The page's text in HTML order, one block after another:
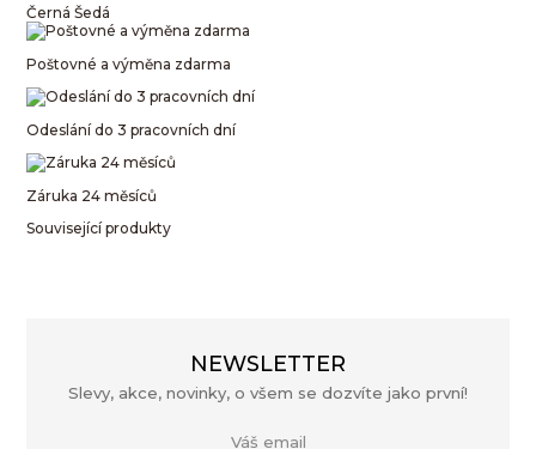
Černá Šedá
Poštovné a výměna zdarma
Odeslání do 3 pracovních dní
Záruka 24 měsíců
Související produkty
NEWSLETTER
Slevy, akce, novinky, o všem se dozvíte jako první!
Váš email